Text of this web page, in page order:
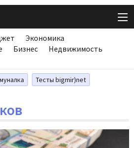
Экономика
Бизнес
Недвижимость
Тесты bigmir)net